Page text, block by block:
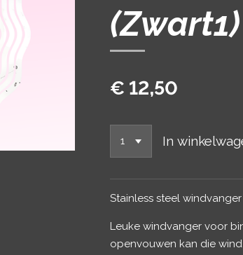
(Zwart1)
€ 12,50
In
Stainless steel
Leuke windvanger voor
openvouwen kan die